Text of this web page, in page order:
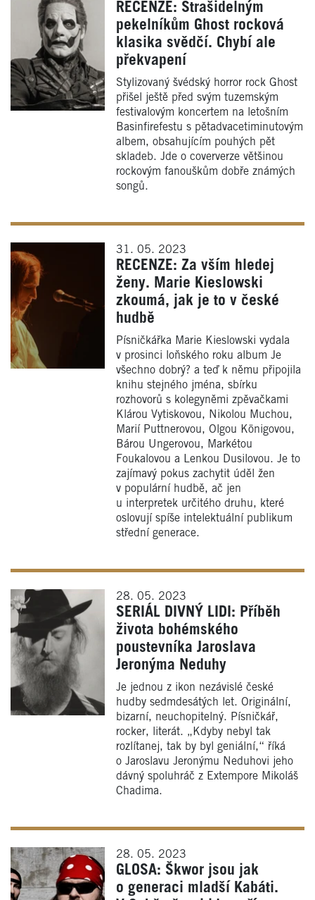
RECENZE: Strašidelným
pekelníkům Ghost rocková
klasika svědčí. Chybí ale
překvapení
Stylizovaný švédský horror rock Ghost
přišel ještě před svým tuzemským
festivalovým koncertem na letošním
Basinfirefestu s pětadvacetiminutovým
albem, obsahujícím pouhých pět
skladeb. Jde o coververze většinou
rockovým fanouškům dobře známých
songů.
31. 05. 2023
RECENZE: Za vším hledej
ženy. Marie Kieslowski
zkoumá, jak je to v české
hudbě
Písničkářka Marie Kieslowski vydala
v prosinci loňského roku album Je
všechno dobrý? a teď k němu připojila
knihu stejného jména, sbírku
rozhovorů s kolegyněmi zpěvačkami
Klárou Vytiskovou, Nikolou Muchou,
Marií Puttnerovou, Olgou Königovou,
Bárou Ungerovou, Markétou
Foukalovou a Lenkou Dusilovou. Je to
zajímavý pokus zachytit úděl žen
v populární hudbě, ač jen
u interpretek určitého druhu, které
oslovují spíše intelektuální publikum
střední generace.
28. 05. 2023
SERIÁL DIVNÝ LIDI: Příběh
života bohémského
poustevníka Jaroslava
Jeronýma Neduhy
Je jednou z ikon nezávislé české
hudby sedmdesátých let. Originální,
bizarní, neuchopitelný. Písničkář,
rocker, literát. „Kdyby nebyl tak
rozlítanej, tak by byl geniální,“ říká
o Jaroslavu Jeronýmu Neduhovi jeho
dávný spoluhráč z Extempore Mikoláš
Chadima.
28. 05. 2023
GLOSA: Škwor jsou jak
o generaci mladší Kabáti.